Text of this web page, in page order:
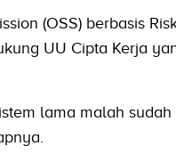
(OSS) berbasis
UU Cipta Kerja
lama malah sudah